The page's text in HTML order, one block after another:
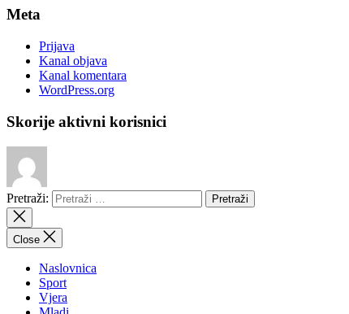
Meta
Prijava
Kanal objava
Kanal komentara
WordPress.org
Skorije aktivni korisnici
Pretraži:
Close
Naslovnica
Sport
Vjera